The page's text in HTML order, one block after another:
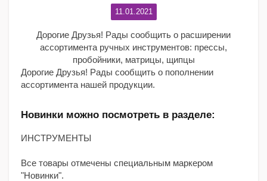
11.01.2021
Дорогие Друзья! Рады сообщить о расширении
ассортимента ручных инструментов: прессы,
пробойники, матрицы, щипцы
Дорогие Друзья! Рады сообщить о пополнении
ассортимента нашей продукции.
Новинки можно посмотреть в разделе:
ИНСТРУМЕНТЫ
Все товары отмечены специальным маркером
"Новинки".